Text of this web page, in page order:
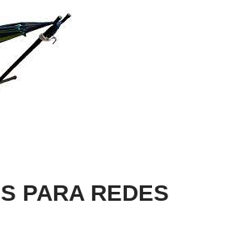
PARA REDES